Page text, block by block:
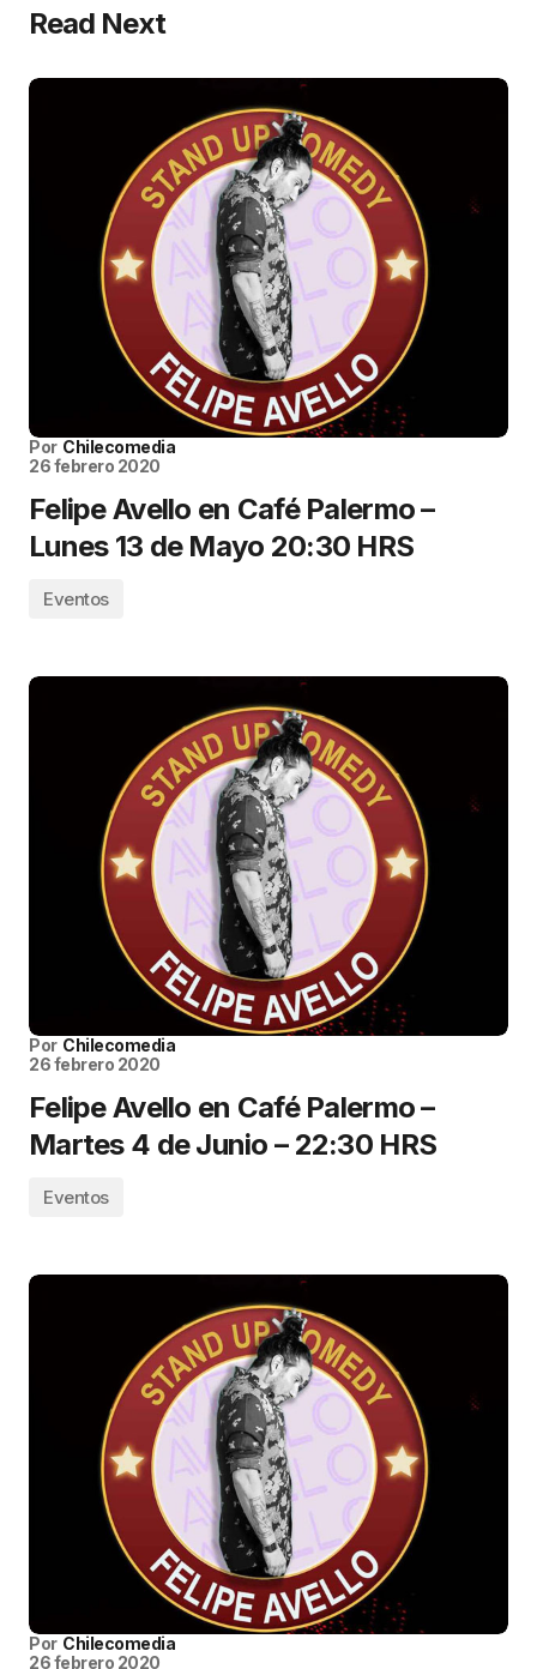
Read Next
Por Chilecomedia
26 febrero 2020
Felipe Avello en Café Palermo –
Lunes 13 de Mayo 20:30 HRS
Eventos
Por Chilecomedia
26 febrero 2020
Felipe Avello en Café Palermo –
Martes 4 de Junio – 22:30 HRS
Eventos
Por Chilecomedia
26 febrero 2020